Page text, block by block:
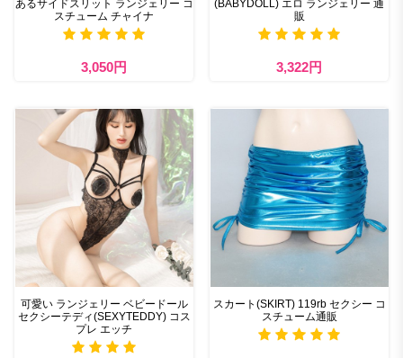
あるサイドスリット ランジェリー コ
スチューム チャイナ
3,050円
(BABYDOLL) エロ ランジェリー 通
販
3,322円
可愛い ランジェリー ベビードール
セクシーテディ(SEXYTEDDY) コス
プレ エッチ
スカート(SKIRT) 119rb セクシー コ
スチューム通販